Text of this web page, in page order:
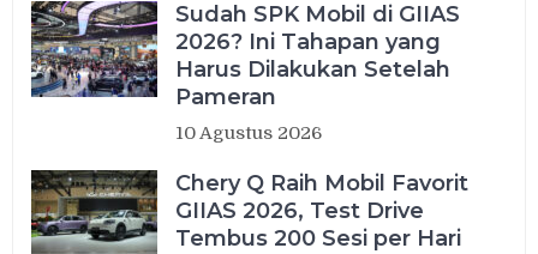
Sudah SPK Mobil di GIIAS
2026? Ini Tahapan yang
Harus Dilakukan Setelah
Pameran
10 Agustus 2026
Chery Q Raih Mobil Favorit
GIIAS 2026, Test Drive
Tembus 200 Sesi per Hari